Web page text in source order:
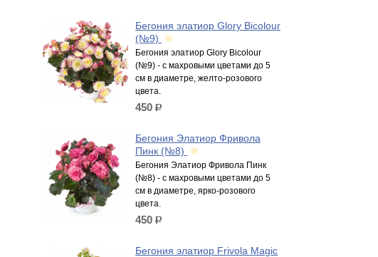
Бегония элатиор Glory Bicolour
(№9)
Бегония элатиор Glory Bicolour
(№9) - c махровыми цветами до 5
см в диаметре, желто-розового
цвета.
450р.
Бегония Элатиор Фривола
Пинк (№8)
Бегония Элатиор Фривола Пинк
(№8) - c махровыми цветами до 5
см в диаметре, ярко-розового
цвета.
450р.
Бегония элатиор Frivola Magic